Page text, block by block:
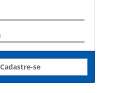
Cadastre-se